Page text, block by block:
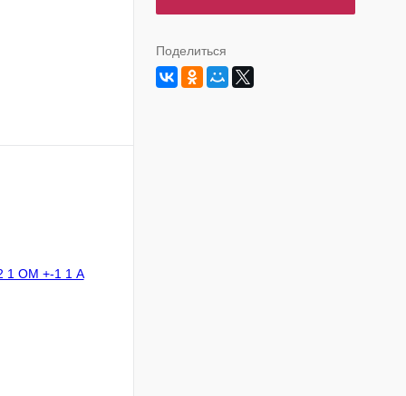
Поделиться